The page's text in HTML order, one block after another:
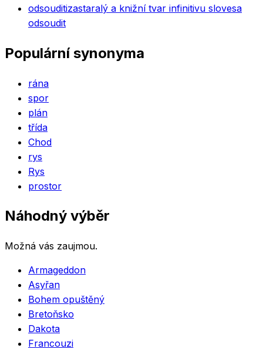
odsouditizastaralý a knižní tvar infinitivu slovesa
odsoudit
Populární synonyma
rána
spor
plán
třída
Chod
rys
Rys
prostor
Náhodný výběr
Možná vás zaujmou.
Armageddon
Asyřan
Bohem opuštěný
Bretoňsko
Dakota
Francouzi